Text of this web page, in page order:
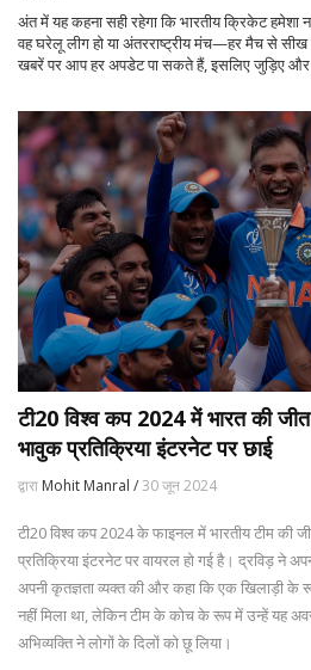
अंत में यह कहना सही रहेगा कि भारतीय क्रिकेट हमेशा
वह घरेलू लीग हो या अंतरराष्ट्रीय मंच—हर मैच से सीख
खबरें पर आप हर अपडेट पा सकते हैं, इसलिए जुड़िए
टी20 विश्व कप 2024 में भारत की
भावुक प्रतिक्रिया इंटरनेट पर छाई
द्वारा Mohit Manral /30 जून 2024
टी20 विश्व कप 2024 के फाइनल में भारतीय टीम की
प्रतिक्रिया इंटरनेट पर वायरल हो गई है। द्रविड़ ने
अपनी कृतज्ञता व्यक्त की और कहा कि एक खिलाड़ी के
नहीं मिला था, लेकिन टीम के कोच के रूप में उन्हें यह
अभिव्यक्ति ने लोगों के दिलों को छू लिया।